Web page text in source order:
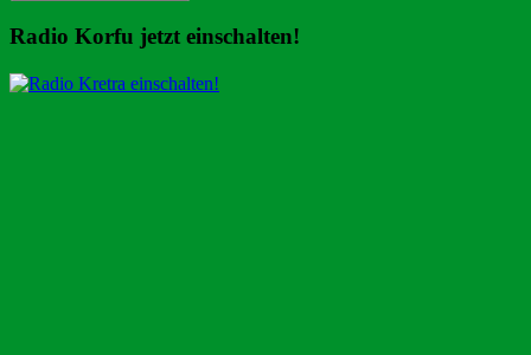
Radio Korfu jetzt einschalten!